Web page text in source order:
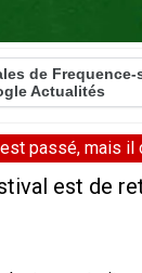
de Frequence-
Actualités
passé, mais il
est de